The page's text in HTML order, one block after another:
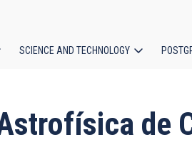
SCIENCE AND TECHNOLOGY
de